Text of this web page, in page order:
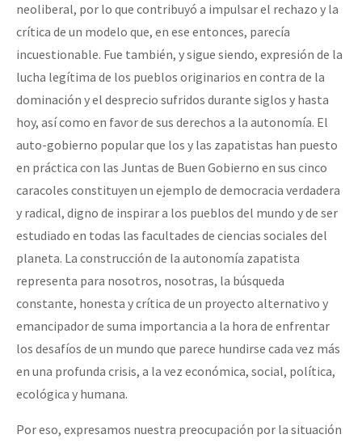
neoliberal, por lo que contribuyó a impulsar el rechazo y la
crítica de un modelo que, en ese entonces, parecía
incuestionable. Fue también, y sigue siendo, expresión de la
lucha legítima de los pueblos originarios en contra de la
dominación y el desprecio sufridos durante siglos y hasta
hoy, así como en favor de sus derechos a la autonomía. El
auto-gobierno popular que los y las zapatistas han puesto
en práctica con las Juntas de Buen Gobierno en sus cinco
caracoles constituyen un ejemplo de democracia verdadera
y radical, digno de inspirar a los pueblos del mundo y de ser
estudiado en todas las facultades de ciencias sociales del
planeta. La construcción de la autonomía zapatista
representa para nosotros, nosotras, la búsqueda
constante, honesta y crítica de un proyecto alternativo y
emancipador de suma importancia a la hora de enfrentar
los desafíos de un mundo que parece hundirse cada vez más
en una profunda crisis, a la vez económica, social, política,
ecológica y humana.
Por eso, expresamos nuestra preocupación por la situación